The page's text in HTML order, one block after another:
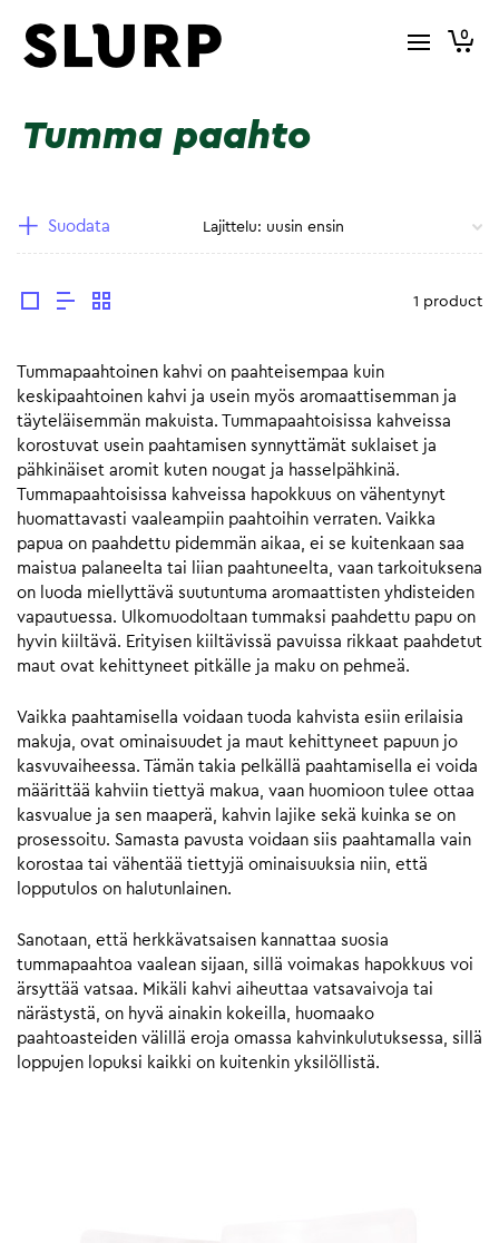
0
Tumma paahto
Suodata
1 product
Tummapaahtoinen kahvi on paahteisempaa kuin
keskipaahtoinen kahvi ja usein myös aromaattisemman ja
täyteläisemmän makuista. Tummapaahtoisissa kahveissa
korostuvat usein paahtamisen synnyttämät suklaiset ja
pähkinäiset aromit kuten nougat ja hasselpähkinä.
Tummapaahtoisissa kahveissa hapokkuus on vähentynyt
huomattavasti vaaleampiin paahtoihin verraten. Vaikka
papua on paahdettu pidemmän aikaa, ei se kuitenkaan saa
maistua palaneelta tai liian paahtuneelta, vaan tarkoituksena
on luoda miellyttävä suutuntuma aromaattisten yhdisteiden
vapautuessa. Ulkomuodoltaan tummaksi paahdettu papu on
hyvin kiiltävä. Erityisen kiiltävissä pavuissa rikkaat paahdetut
maut ovat kehittyneet pitkälle ja maku on pehmeä.
Vaikka paahtamisella voidaan tuoda kahvista esiin erilaisia
makuja, ovat ominaisuudet ja maut kehittyneet papuun jo
kasvuvaiheessa. Tämän takia pelkällä paahtamisella ei voida
määrittää kahviin tiettyä makua, vaan huomioon tulee ottaa
kasvualue ja sen maaperä, kahvin lajike sekä kuinka se on
prosessoitu. Samasta pavusta voidaan siis paahtamalla vain
korostaa tai vähentää tiettyjä ominaisuuksia niin, että
lopputulos on halutunlainen.
Sanotaan, että herkkävatsaisen kannattaa suosia
tummapaahtoa vaalean sijaan, sillä voimakas hapokkuus voi
ärsyttää vatsaa. Mikäli kahvi aiheuttaa vatsavaivoja tai
närästystä, on hyvä ainakin kokeilla, huomaako
paahtoasteiden välillä eroja omassa kahvinkulutuksessa, sillä
loppujen lopuksi kaikki on kuitenkin yksilöllistä.